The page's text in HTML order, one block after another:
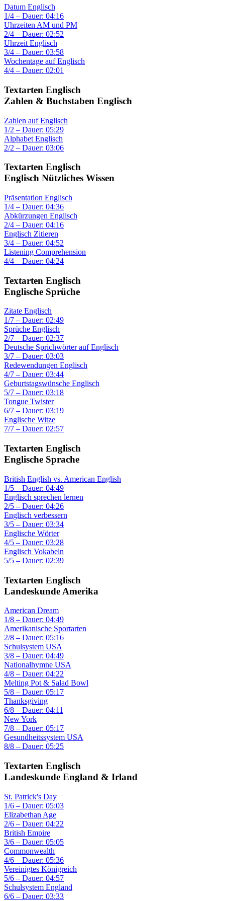
Datum Englisch
1/4 – Dauer: 04:16
Uhrzeiten AM und PM
2/4 – Dauer: 02:52
Uhrzeit Englisch
3/4 – Dauer: 03:58
Wochentage auf Englisch
4/4 – Dauer: 02:01
Textarten Englisch
Zahlen & Buchstaben Englisch
Zahlen auf Englisch
1/2 – Dauer: 05:29
Alphabet Englisch
2/2 – Dauer: 03:06
Textarten Englisch
Englisch Nützliches Wissen
Präsentation Englisch
1/4 – Dauer: 04:36
Abkürzungen Englisch
2/4 – Dauer: 04:16
Englisch Zitieren
3/4 – Dauer: 04:52
Listening Comprehension
4/4 – Dauer: 04:24
Textarten Englisch
Englische Sprüche
Zitate Englisch
1/7 – Dauer: 02:49
Sprüche Englisch
2/7 – Dauer: 02:37
Deutsche Sprichwörter auf Englisch
3/7 – Dauer: 03:03
Redewendungen Englisch
4/7 – Dauer: 03:44
Geburtstagswünsche Englisch
5/7 – Dauer: 03:18
Tongue Twister
6/7 – Dauer: 03:19
Englische Witze
7/7 – Dauer: 02:57
Textarten Englisch
Englische Sprache
British English vs. American English
1/5 – Dauer: 04:49
Englisch sprechen lernen
2/5 – Dauer: 04:26
Englisch verbessern
3/5 – Dauer: 03:34
Englische Wörter
4/5 – Dauer: 03:28
Englisch Vokabeln
5/5 – Dauer: 02:39
Textarten Englisch
Landeskunde Amerika
American Dream
1/8 – Dauer: 04:49
Amerikanische Sportarten
2/8 – Dauer: 05:16
Schulsystem USA
3/8 – Dauer: 04:49
Nationalhymne USA
4/8 – Dauer: 04:22
Melting Pot & Salad Bowl
5/8 – Dauer: 05:17
Thanksgiving
6/8 – Dauer: 04:11
New York
7/8 – Dauer: 05:17
Gesundheitssystem USA
8/8 – Dauer: 05:25
Textarten Englisch
Landeskunde England & Irland
St. Patrick's Day
1/6 – Dauer: 05:03
Elizabethan Age
2/6 – Dauer: 04:22
British Empire
3/6 – Dauer: 05:05
Commonwealth
4/6 – Dauer: 05:36
Vereinigtes Königreich
5/6 – Dauer: 04:57
Schulsystem England
6/6 – Dauer: 03:33